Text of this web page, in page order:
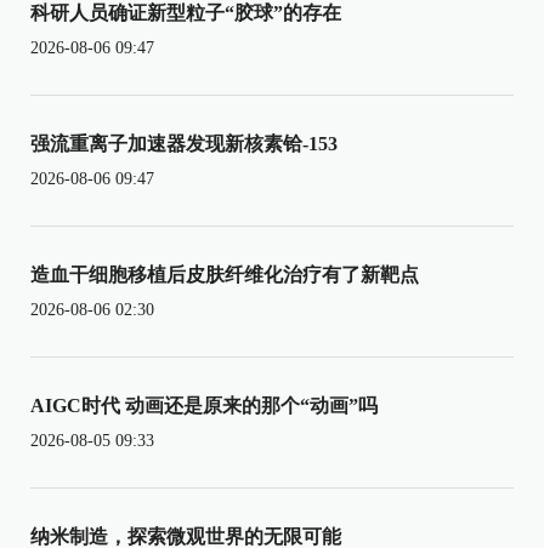
科研人员确证新型粒子“胶球”的存在
2026-08-06 09:47
强流重离子加速器发现新核素铪-153
2026-08-06 09:47
造血干细胞移植后皮肤纤维化治疗有了新靶点
2026-08-06 02:30
AIGC时代 动画还是原来的那个“动画”吗
2026-08-05 09:33
纳米制造，探索微观世界的无限可能